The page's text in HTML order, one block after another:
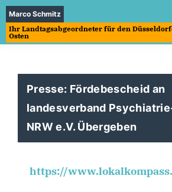
Marco Schmitz
Ihr Landtagsabgeordneter für den
Osten
Presse: Fördebescheid an
landesverband
NRW e.V. Übergeben
https://